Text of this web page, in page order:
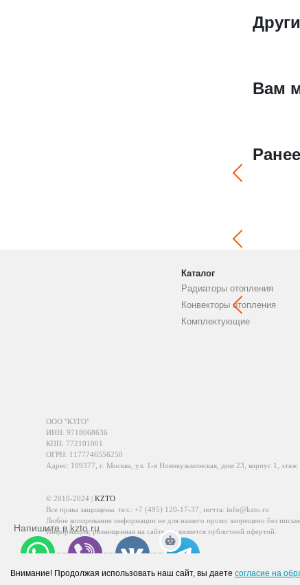
Вам
Каталог
Радиаторы отопления
Конвекторы отопления
Комплектующие
ООО "КЗТО"
ИНН: 9718068636
КПП: 772101001
ОГРН: 1177746556250
Адрес: 109377, г. Москва, ул. 1-я Новокузьминская, дом 23, корпус 1,
© 2010-2024 | KZTO
Все права защищены. тел.: +7 (495) 120-17-37 , почта: info@kzto.ru
Любое копирование информации не для нашего промо запрещено без
Информация, размещенная на сайте, не является публичной офертой.
Политика обработки персональных данных
Напишите в kzto.ru
Telegram
Внимание! Продолжая использовать наш сайт, вы даете согласие на